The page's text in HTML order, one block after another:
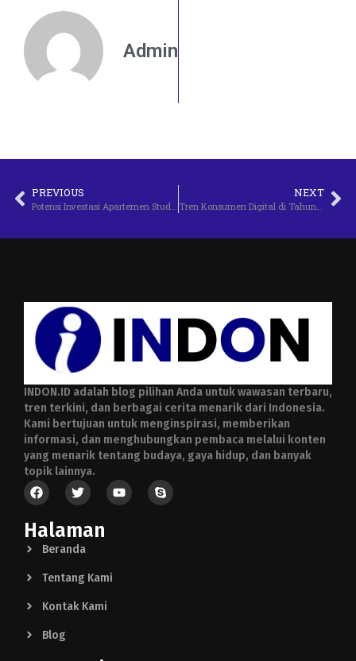
Admin
PREVIOUS NEXT
INDON.ID adalah blog pilihan Anda untuk wawasan terbaru,
tren terkini, dan berbagai cerita menarik dari Indonesia.
Kami bertujuan untuk menginspirasi, memberikan
informasi, dan menghubungkan pembaca melalui konten
yang menarik tentang budaya, gaya hidup, dan banyak
topik lainnya.
Halaman
Beranda
Tentang Kami
Kontak Kami
Blog